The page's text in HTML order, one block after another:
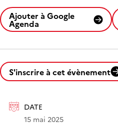
S'inscrire à cet évènement
DATE
15 mai 2025
Ajouter à Google
Agenda